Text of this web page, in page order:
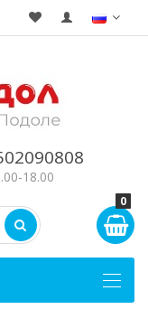
18.00
0